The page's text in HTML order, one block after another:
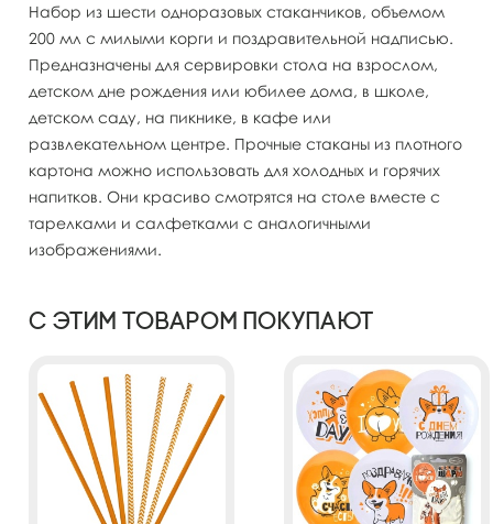
Набор из шести одноразовых стаканчиков, объемом
200 мл с милыми корги и поздравительной надписью.
Предназначены для сервировки стола на взрослом,
детском дне рождения или юбилее дома, в школе,
детском саду, на пикнике, в кафе или
развлекательном центре. Прочные стаканы из плотного
картона можно использовать для холодных и горячих
напитков. Они красиво смотрятся на столе вместе с
тарелками и салфетками с аналогичными
изображениями.
С этим товаром покупают